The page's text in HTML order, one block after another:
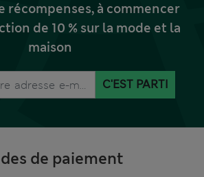
récompenses, à commencer
de 10 % sur la mode et la
maison
C'EST PARTI
de paiement